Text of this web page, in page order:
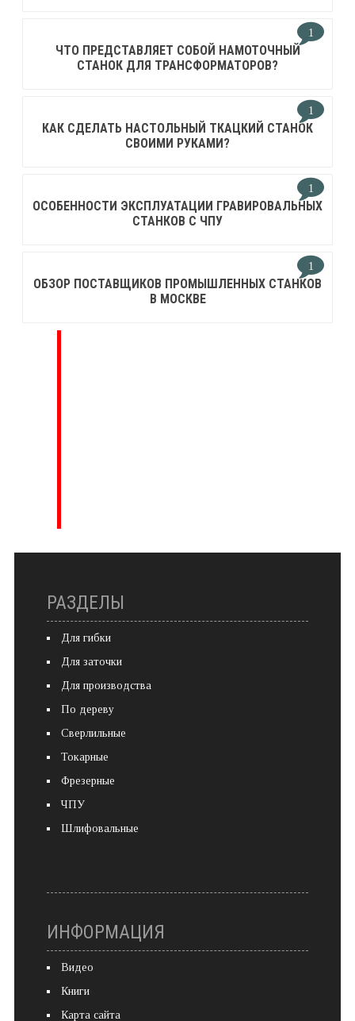
1
ЧТО ПРЕДСТАВЛЯЕТ СОБОЙ НАМОТОЧНЫЙ
СТАНОК ДЛЯ ТРАНСФОРМАТОРОВ?
1
КАК СДЕЛАТЬ НАСТОЛЬНЫЙ ТКАЦКИЙ СТАНОК
СВОИМИ РУКАМИ?
1
ОСОБЕННОСТИ ЭКСПЛУАТАЦИИ ГРАВИРОВАЛЬНЫХ
СТАНКОВ С ЧПУ
1
ОБЗОР ПОСТАВЩИКОВ ПРОМЫШЛЕННЫХ СТАНКОВ
В МОСКВЕ
РАЗДЕЛЫ
Для гибки
Для заточки
Для производства
По дереву
Сверлильные
Токарные
Фрезерные
ЧПУ
Шлифовальные
ИНФОРМАЦИЯ
Видео
Книги
Карта сайта